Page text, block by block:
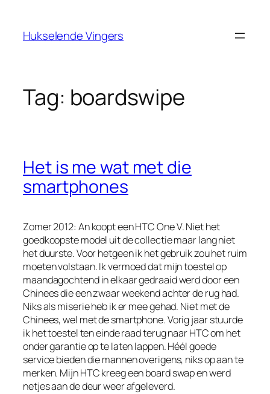
Hukselende Vingers
Tag: boardswipe
Het is me wat met die
smartphones
Zomer 2012: An koopt een HTC One V. Niet het
goedkoopste model uit de collectie maar lang niet
het duurste. Voor hetgeen ik het gebruik zou het ruim
moeten volstaan. Ik vermoed dat mijn toestel op
maandagochtend in elkaar gedraaid werd door een
Chinees die een zwaar weekend achter de rug had.
Niks als miserie heb ik er mee gehad. Niet met de
Chinees, wel met de smartphone. Vorig jaar stuurde
ik het toestel ten einde raad terug naar HTC om het
onder garantie op te laten lappen. Héél goede
service bieden die mannen overigens, niks op aan te
merken. Mijn HTC kreeg een board swap en werd
netjes aan de deur weer afgeleverd.